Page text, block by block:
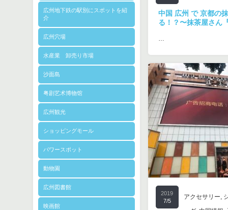
広州地下鉄の駅別にスポットを紹
介
広州穴場
水産業 卸売り市場
沙面島
粤剧艺术博物馆
広州観光
ショッピングモール
パワースポット
動物園
広州図書館
映画館
中国 広州 で 京都の
る！？〜抹茶屋さん
…
2019
7/5
アクセサリー,